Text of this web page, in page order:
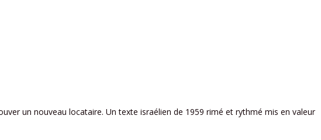
un nouveau locataire. Un texte israélien de 1959 rimé et rythmé mis en valeur